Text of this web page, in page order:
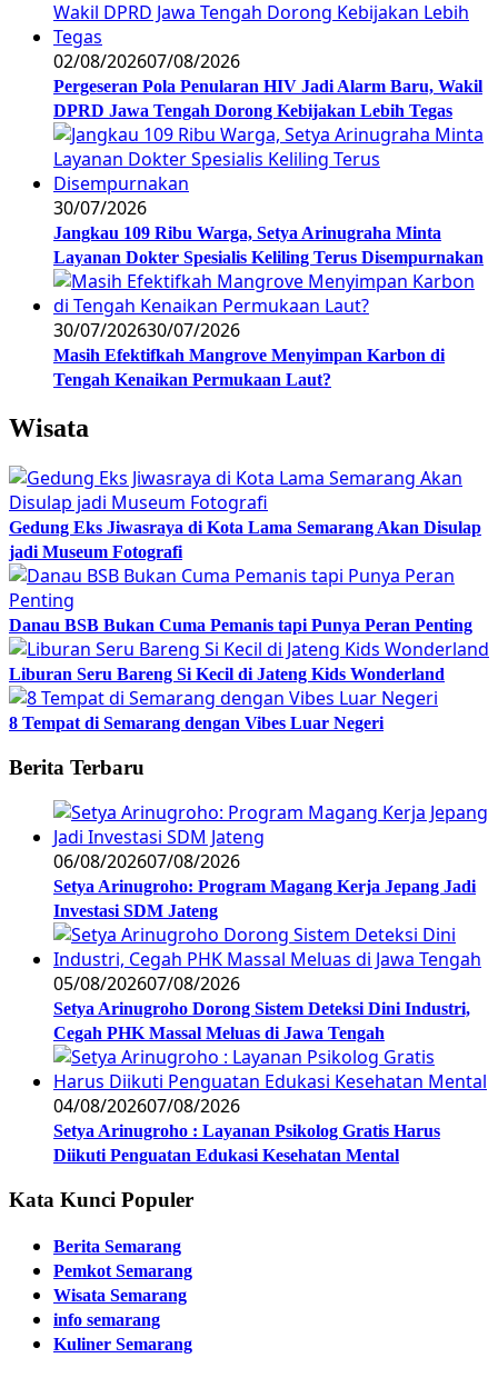
02/08/202607/08/2026
Pergeseran Pola Penularan HIV Jadi Alarm Baru, Wakil
DPRD Jawa Tengah Dorong Kebijakan Lebih Tegas
30/07/2026
Jangkau 109 Ribu Warga, Setya Arinugraha Minta
Layanan Dokter Spesialis Keliling Terus Disempurnakan
30/07/202630/07/2026
Masih Efektifkah Mangrove Menyimpan Karbon di
Tengah Kenaikan Permukaan Laut?
Wisata
Gedung Eks Jiwasraya di Kota Lama Semarang Akan Disulap
jadi Museum Fotografi
Danau BSB Bukan Cuma Pemanis tapi Punya Peran Penting
Liburan Seru Bareng Si Kecil di Jateng Kids Wonderland
8 Tempat di Semarang dengan Vibes Luar Negeri
Berita Terbaru
06/08/202607/08/2026
Setya Arinugroho: Program Magang Kerja Jepang Jadi
Investasi SDM Jateng
05/08/202607/08/2026
Setya Arinugroho Dorong Sistem Deteksi Dini Industri,
Cegah PHK Massal Meluas di Jawa Tengah
04/08/202607/08/2026
Setya Arinugroho : Layanan Psikolog Gratis Harus
Diikuti Penguatan Edukasi Kesehatan Mental
Kata Kunci Populer
Berita Semarang
Pemkot Semarang
Wisata Semarang
info semarang
Kuliner Semarang